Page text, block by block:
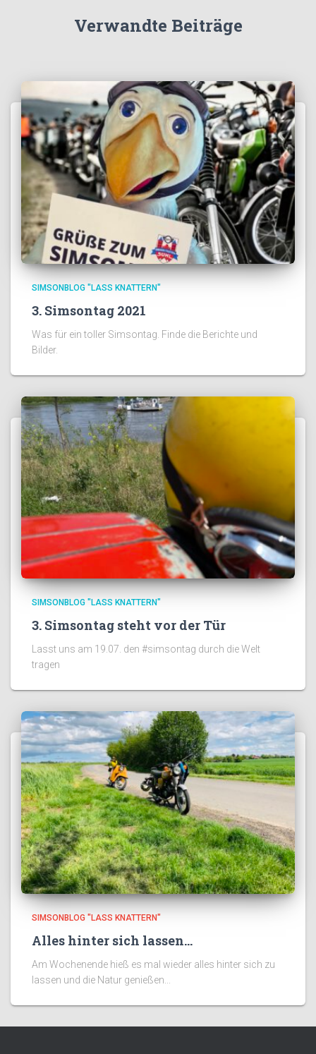
Verwandte Beiträge
SIMSONBLOG "LASS KNATTERN"
3. Simsontag 2021
Was für ein toller Simsontag. Finde die Berichte und
Bilder.
SIMSONBLOG "LASS KNATTERN"
3. Simsontag steht vor der Tür
Lasst uns am 19.07. den #simsontag durch die Welt
tragen
SIMSONBLOG "LASS KNATTERN"
Alles hinter sich lassen…
Am Wochenende hieß es mal wieder alles hinter sich zu
lassen und die Natur genießen...